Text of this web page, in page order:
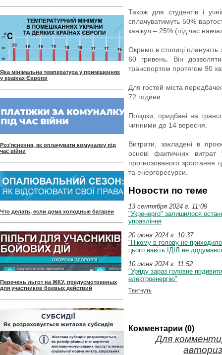
Яка мінімальна температура у приміщеннях
у країнах Європи
Роз'яснення, як оплачувати комуналку під
час війни
Что делать, если дома холодные батареи
Перечень льгот на ЖКУ, предусмотренных
для участников боевых действий
Також для студентів і
сплачуватимуть 50%
канікул – 25% (під час
Окремо в столиці планують
60 гривень. Він
транспортом протягом 90
Для гостей міста
72 години.
Поїздки, придбані на
чинними до 14 вересня.
Витрати, закладені в
основі фактичних витрат
прогнозованого зростання
та енергоресурси.
Новости по теме
13 сентября 2024 г. 11:09
"Укренерго" залишилося
управління
20 июня 2024 г. 10:37
"Нікому в голову не
цього навіть ІДІЛ не
10 июня 2024 г. 11:52
"Уряду зараз головне
електроенергію"
Твитнуть
Комментарии (0)
Для